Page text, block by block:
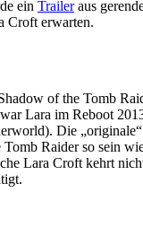
ein Traileraus
Croft erwarten.
of the Tomb
Lara im Reboot
Die
Raider so sein
Lara Croft kehrt